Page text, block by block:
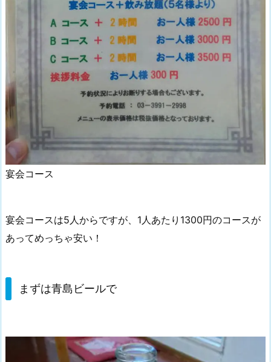
宴会コース
宴会コースは5人からですが、1人あたり1300円のコースが
あってめっちゃ安い！
まずは青島ビールで